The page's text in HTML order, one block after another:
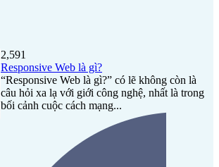
2,591
Responsive Web là gì?
“Responsive Web là gì?” có lẽ không còn là
câu hỏi xa lạ với giới công nghệ, nhất là trong
bối cảnh cuộc cách mạng...